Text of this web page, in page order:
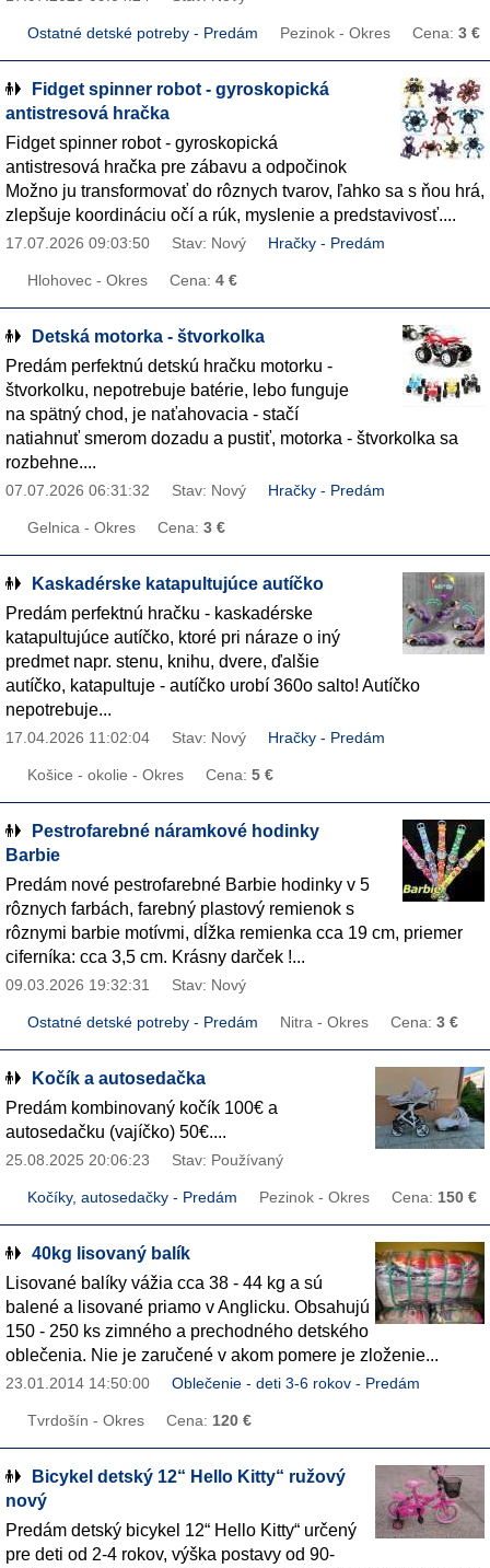
Ostatné detské potreby - Predám Pezinok - Okres Cena: 3 €
Fidget spinner robot - gyroskopická
antistresová hračka
Fidget spinner robot - gyroskopická
antistresová hračka pre zábavu a odpočinok
Možno ju transformovať do rôznych tvarov, ľahko sa s ňou hrá,
zlepšuje koordináciu očí a rúk, myslenie a predstavivosť....
17.07.2026 09:03:50 Stav: Nový Hračky - Predám
Hlohovec - Okres Cena: 4 €
Detská motorka - štvorkolka
Predám perfektnú detskú hračku motorku -
štvorkolku, nepotrebuje batérie, lebo funguje
na spätný chod, je naťahovacia - stačí
natiahnuť smerom dozadu a pustiť, motorka - štvorkolka sa
rozbehne....
07.07.2026 06:31:32 Stav: Nový Hračky - Predám
Gelnica - Okres Cena: 3 €
Kaskadérske katapultujúce autíčko
Predám perfektnú hračku - kaskadérske
katapultujúce autíčko, ktoré pri náraze o iný
predmet napr. stenu, knihu, dvere, ďalšie
autíčko, katapultuje - autíčko urobí 360o salto! Autíčko
nepotrebuje...
17.04.2026 11:02:04 Stav: Nový Hračky - Predám
Košice - okolie - Okres Cena: 5 €
Pestrofarebné náramkové hodinky
Barbie
Predám nové pestrofarebné Barbie hodinky v 5
rôznych farbách, farebný plastový remienok s
rôznymi barbie motívmi, dĺžka remienka cca 19 cm, priemer
ciferníka: cca 3,5 cm. Krásny darček !...
09.03.2026 19:32:31 Stav: Nový
Ostatné detské potreby - Predám Nitra - Okres Cena: 3 €
Kočík a autosedačka
Predám kombinovaný kočík 100€ a
autosedačku (vajíčko) 50€....
25.08.2025 20:06:23 Stav: Používaný
Kočíky, autosedačky - Predám Pezinok - Okres Cena: 150 €
40kg lisovaný balík
Lisované balíky vážia cca 38 - 44 kg a sú
balené a lisované priamo v Anglicku. Obsahujú
150 - 250 ks zimného a prechodného detského
oblečenia. Nie je zaručené v akom pomere je zloženie...
23.01.2014 14:50:00 Oblečenie - deti 3-6 rokov - Predám
Tvrdošín - Okres Cena: 120 €
Bicykel detský 12“ Hello Kitty“ ružový
nový
Predám detský bicykel 12“ Hello Kitty“ určený
pre deti od 2-4 rokov, výška postavy od 90-